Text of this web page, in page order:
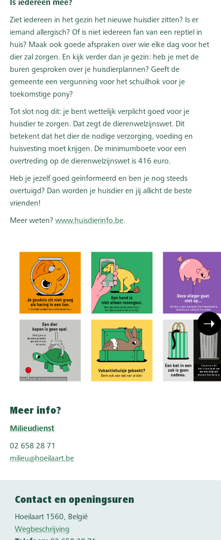
Is iedereen mee?
Ziet iedereen in het gezin het nieuwe huisdier zitten? Is er
iemand allergisch? Of is niet iedereen fan van een reptiel in
huis? Maak ook goede afspraken over wie elke dag voor het
dier zal zorgen. En kijk verder dan je gezin: heb je met de
buren gesproken over je huisdierplannen? Geeft de
gemeente een vergunning voor het schuilhok voor je
toekomstige pony?
Tot slot nog dit: je bent wettelijk verplicht goed voor je
huisdier te zorgen. Dat zegt de dierenwelzijnswet. Dit
betekent dat het dier de nodige verzorging, voeding en
huisvesting moet krijgen. De minimumboete voor een
overtreding op de dierenwelzijnswet is 416 euro.
Heb je jezelf goed geïnformeerd en ben je nog steeds
overtuigd? Dan worden je huisdier en jij allicht de beste
vrienden!
Meer weten? www.huisdierinfo.be.
Meer info?
Milieudienst
02 658 28 71
milieu@hoeilaart.be
Contact en openingsuren
Hoeilaart 1560
België
Wegbeschrijving